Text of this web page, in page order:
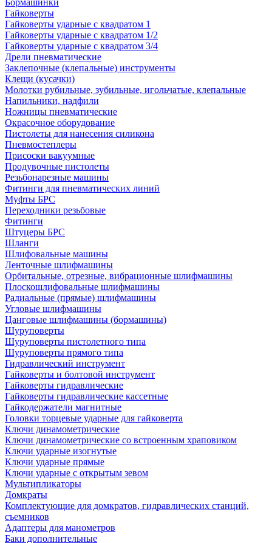
Бормашинки
Гайковерты
Гайковерты ударные с квадратом 1
Гайковерты ударные с квадратом 1/2
Гайковерты ударные с квадратом 3/4
Дрели пневматические
Заклепочные (клепальные) инструменты
Клещи (кусачки)
Молотки рубильные, зубильные, игольчатые, клепальные
Напильники, надфили
Ножницы пневматические
Окрасочное оборудование
Пистолеты для нанесения силикона
Пневмостеплеры
Присоски вакуумные
Продувочные пистолеты
Резьбонарезные машины
Фитинги для пневматических линий
Муфты БРС
Переходники резьбовые
Фитинги
Штуцеры БРС
Шланги
Шлифовальные машины
Ленточные шлифмашины
Орбитальные, отрезные, вибрационные шлифмашины
Плоскошлифовальные шлифмашины
Радиальные (прямые) шлифмашины
Угловые шлифмашины
Цанговые шлифмашины (бормашины)
Шуруповерты
Шуруповерты пистолетного типа
Шуруповерты прямого типа
Гидравлический инструмент
Гайковерты и болтовой инструмент
Гайковерты гидравлические
Гайковерты гидравлические кассетные
Гайкодержатели магнитные
Головки торцевые ударные для гайковерта
Ключи динамометрические
Ключи динамометрические со встроенным храповиком
Ключи ударные изогнутые
Ключи ударные прямые
Ключи ударные с открытым зевом
Мультипликаторы
Домкраты
Комплектующие для домкратов, гидравлических станций,
съемников
Адаптеры для манометров
Баки дополнительные